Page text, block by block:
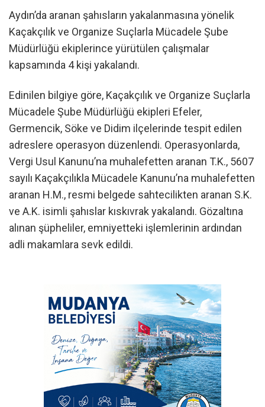
Aydın’da aranan şahısların yakalanmasına yönelik
Kaçakçılık ve Organize Suçlarla Mücadele Şube
Müdürlüğü ekiplerince yürütülen çalışmalar
kapsamında 4 kişi yakalandı.
Edinilen bilgiye göre, Kaçakçılık ve Organize Suçlarla
Mücadele Şube Müdürlüğü ekipleri Efeler,
Germencik, Söke ve Didim ilçelerinde tespit edilen
adreslere operasyon düzenlendi. Operasyonlarda,
Vergi Usul Kanunu’na muhalefetten aranan T.K., 5607
sayılı Kaçakçılıkla Mücadele Kanunu’na muhalefetten
aranan H.M., resmi belgede sahtecilikten aranan S.K.
ve A.K. isimli şahıslar kıskıvrak yakalandı. Gözaltına
alınan şüpheliler, emniyetteki işlemlerinin ardından
adli makamlara sevk edildi.